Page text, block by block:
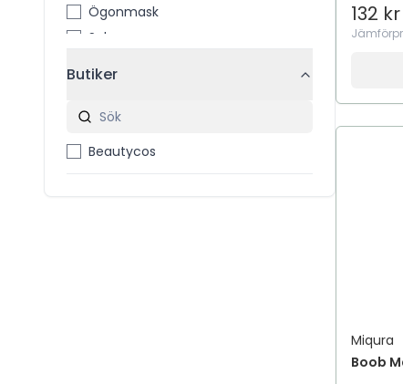
Ögonmask
Schampo
Butiker
Beautycos
132 kr
Miqura
Boob